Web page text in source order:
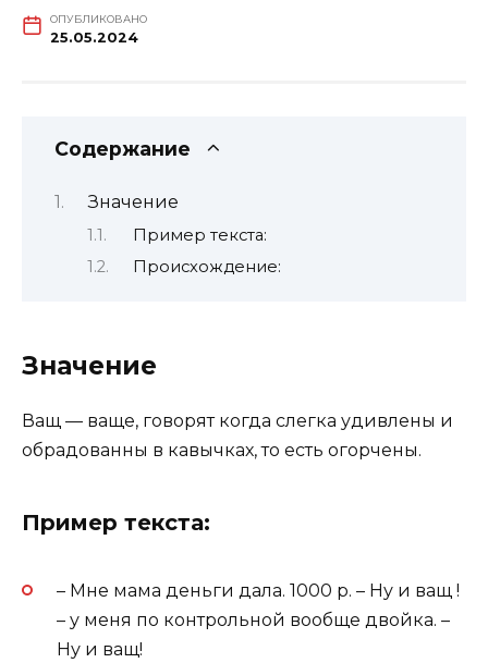
ОПУБЛИКОВАНО
25.05.2024
Содержание
Значение
Пример текста:
Происхождение:
Значение
Ващ — ваще, говорят когда слегка удивлены и
обрадованны в кавычках, то есть огорчены.
Пример текста:
– Мне мама деньги дала. 1000 р. – Ну и ващ !
– у меня по контрольной вообще двойка. –
Ну и ващ!